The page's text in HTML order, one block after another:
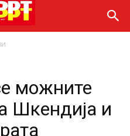
можните
Шкендија и